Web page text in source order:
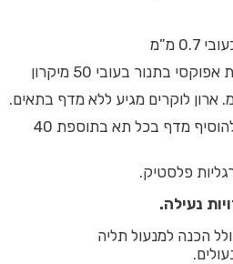
מ”מ
בתנור בעובי 50 מיקרון
בכל תא יש וו תליה, ניתן להוסיף מדף בכל תא בתוספת 40
נעילה.
הכנה למנעול תליה